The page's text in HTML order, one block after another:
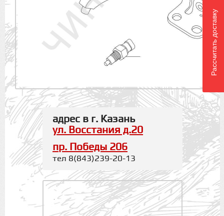
адрес в г. Казань
ул. Восстания д.20
пр. Победы 206
тел 8(843)239-20-13
.
Рассчитать доставку